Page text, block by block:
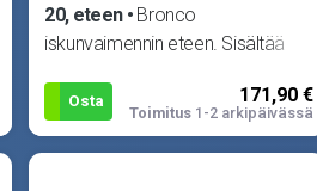
20, eteen
Bronco
iskunvaimennin eteen. Sisältää
yläpään osat. Sopii Polaris
Osta 171,90 €
Toimitus1-2 arkipäivässä